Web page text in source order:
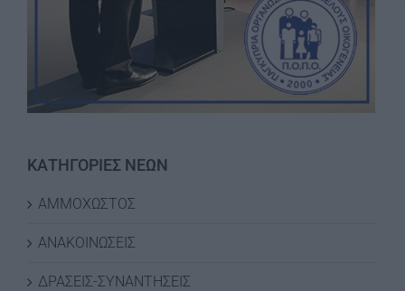
ΚΑΤΗΓΟΡΙΕΣ ΝΕΩΝ
ΑΜΜΟΧΩΣΤΟΣ
ΑΝΑΚΟΙΝΩΣΕΙΣ
ΔΡΑΣΕΙΣ-ΣΥΝΑΝΤΗΣΕΙΣ